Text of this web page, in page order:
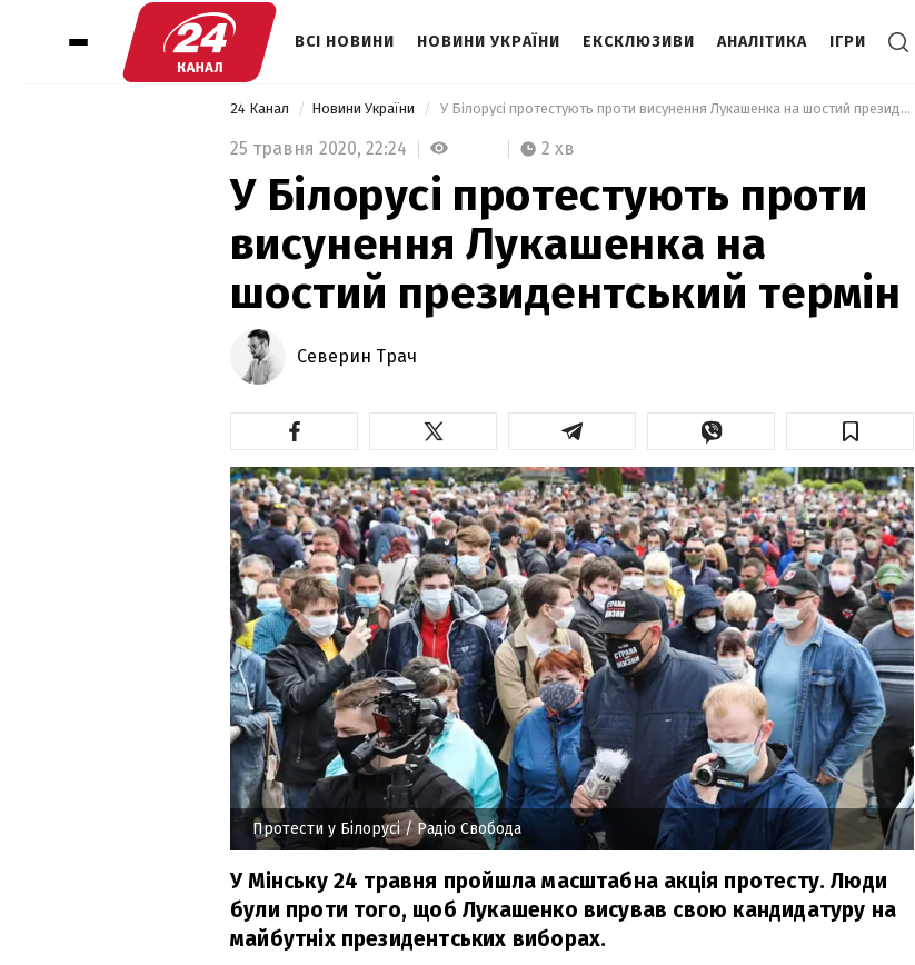
ВСІ НОВИНИ НОВИНИ УКРАЇНИ ЕКСКЛЮЗИВИ АНАЛІТИКА ІГРИ
24 Канал Новини України У Білорусі протестують проти висунення Лукашенка на шостий президентський термін
25 травня 2020, 22:24 2 хв
У Білорусі протестують проти
висунення Лукашенка на
шостий президентський термін
Северин Трач
Протести у Білорусі/ Радіо Свобода
У Мінську 24 травня пройшла масштабна акція протесту. Люди
були проти того, щоб Лукашенко висував свою кандидатуру на
майбутніх президентських виборах.